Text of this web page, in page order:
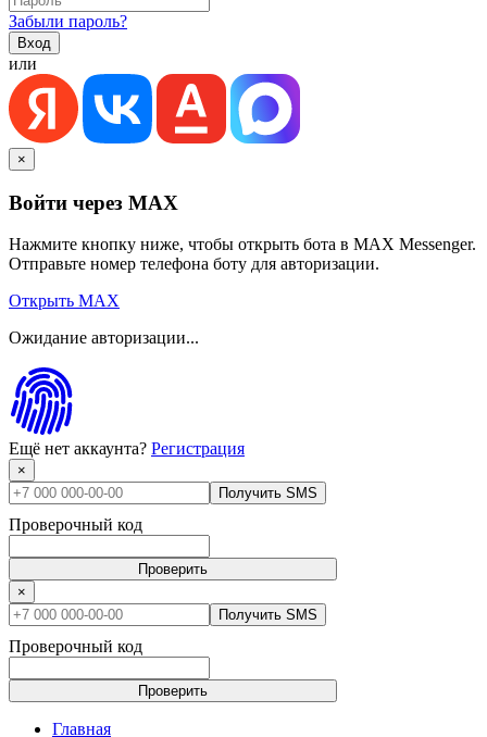
Забыли пароль?
или
×
Войти через MAX
Нажмите кнопку ниже, чтобы открыть бота в MAX Messenger.
Отправьте номер телефона боту для авторизации.
Открыть MAX
Ожидание авторизации...
Ещё нет аккаунта? Регистрация
×
Получить SMS
Проверочный код
Проверить
×
Получить SMS
Проверочный код
Проверить
Главная